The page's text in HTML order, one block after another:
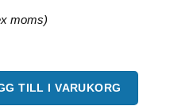
mängd
TILL I VARUKORG